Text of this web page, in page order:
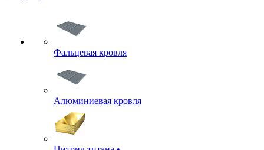
Фальцевая кровля
Алюминиевая кровля